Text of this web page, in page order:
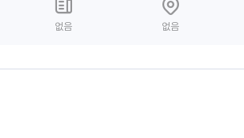
없음 없음